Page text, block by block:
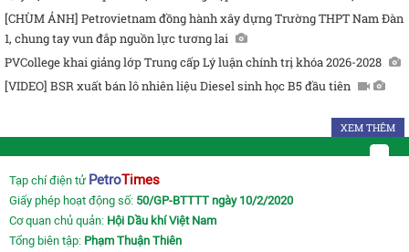
[CHÙM ẢNH] Petrovietnam đồng hành xây dựng Trường THPT Nam Đàn
1, chung tay vun đắp nguồn lực tương lai
PVCollege khai giảng lớp Trung cấp Lý luận chính trị khóa 2026-2028
[VIDEO] BSR xuất bán lô nhiên liệu Diesel sinh học B5 đầu tiên
XEM THÊM
Tạp chí điện tử PetroTimes
Giấy phép hoạt động số: 50/GP-BTTTT ngày 10/2/2020
Cơ quan chủ quản: Hội Dầu khí Việt Nam
Tổng biên tập: Phạm Thuận Thiên